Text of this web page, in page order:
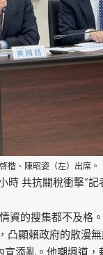
楷、陳昭姿（左）出席。
時 共抗關稅衝擊”
資的搜集都不及格
凸顯賴政府的散漫
添亂。他嘲諷道